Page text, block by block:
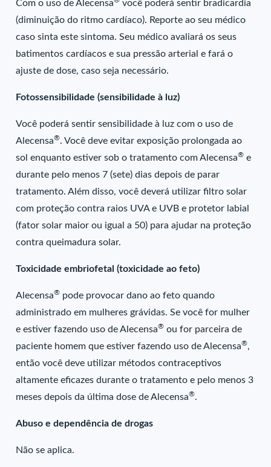
Com o uso de Alecensa
você poderá sentir bradicardia
(diminuição do ritmo cardíaco). Reporte ao seu médico
caso sinta este sintoma. Seu médico avaliará os seus
batimentos cardíacos e sua pressão arterial e fará o
ajuste de dose, caso seja necessário.
Fotossensibilidade (sensibilidade à luz)
Você poderá sentir sensibilidade à luz com o uso de
Alecensa®. Você deve evitar exposição prolongada ao
sol enquanto estiver sob o tratamento com Alecensa® e
durante pelo menos 7 (sete) dias depois de parar
tratamento. Além disso, você deverá utilizar filtro solar
com proteção contra raios UVA e UVB e protetor labial
(fator solar maior ou igual a 50) para ajudar na proteção
contra queimadura solar.
Toxicidade embriofetal (toxicidade ao feto)
Alecensa® pode provocar dano ao feto quando
administrado em mulheres grávidas. Se você for mulher
e estiver fazendo uso de Alecensa® ou for parceira de
paciente homem que estiver fazendo uso de Alecensa®,
então você deve utilizar métodos contraceptivos
altamente eficazes durante o tratamento e pelo menos 3
meses depois da última dose de Alecensa®.
Abuso e dependência de drogas
Não se aplica.